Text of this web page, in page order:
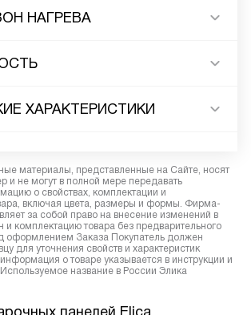
НАГРЕВА
ХАРАКТЕРИСТИКИ
материалы, представленные на Сайте, носят
и не могут в полной мере передавать
о свойствах, комплектации и
включая цвета, размеры и формы. Фирма-
за собой право на внесение изменений в
и комплектацию товара без предварительного
оформлением Заказа Покупатель должен
для уточнения свойств и характеристик
о товаре указывается в инструкции и
Используемое название в России Элика
панелей Elica